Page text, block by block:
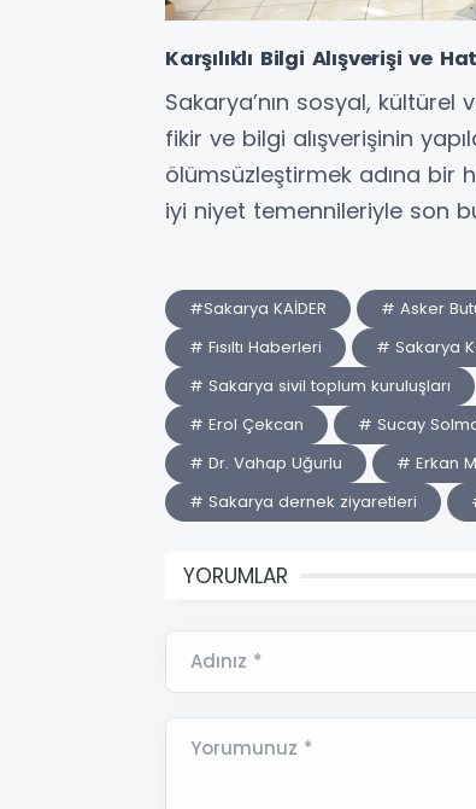
Karşılıklı Bilgi Alışverişi ve
Sakarya’nın sosyal, kültürel
fikir ve bilgi alışverişinin
ölümsüzleştirmek adına bir
iyi niyet temennileriyle son
#Sakarya KAİDER # Asker
# Fısıltı Haberleri
# Sakarya
# Sakarya sivil toplum kuruluşları
# Erol Çekcan
# Sucay
# Dr. Vahap Uğurlu
# Erkan
# Sakarya dernek ziyaretleri
YORUMLAR
Adınız *
Yorumunuz *